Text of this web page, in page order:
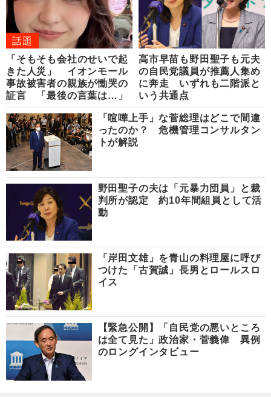
話題
「そもそも会社のせいで起
きた人災」 イオンモール
事故被害者の親族が慟哭の
証言 「最後の言葉は…」
高市早苗も野田聖子も元夫
の自民党議員が推薦人集め
に奔走 いずれも二階派と
いう共通点
「喧嘩上手」な菅総理はどこで間違
ったのか？ 危機管理コンサルタン
トが解説
野田聖子の夫は「元暴力団員」と裁
判所が認定 約10年間組員として活
動
「岸田文雄」を青山の料理屋に呼び
つけた「古賀誠」長男とロールスロ
イス
【緊急公開】「自民党の悪いところ
は全て見た」政治家・菅義偉 異例
のロングインタビュー